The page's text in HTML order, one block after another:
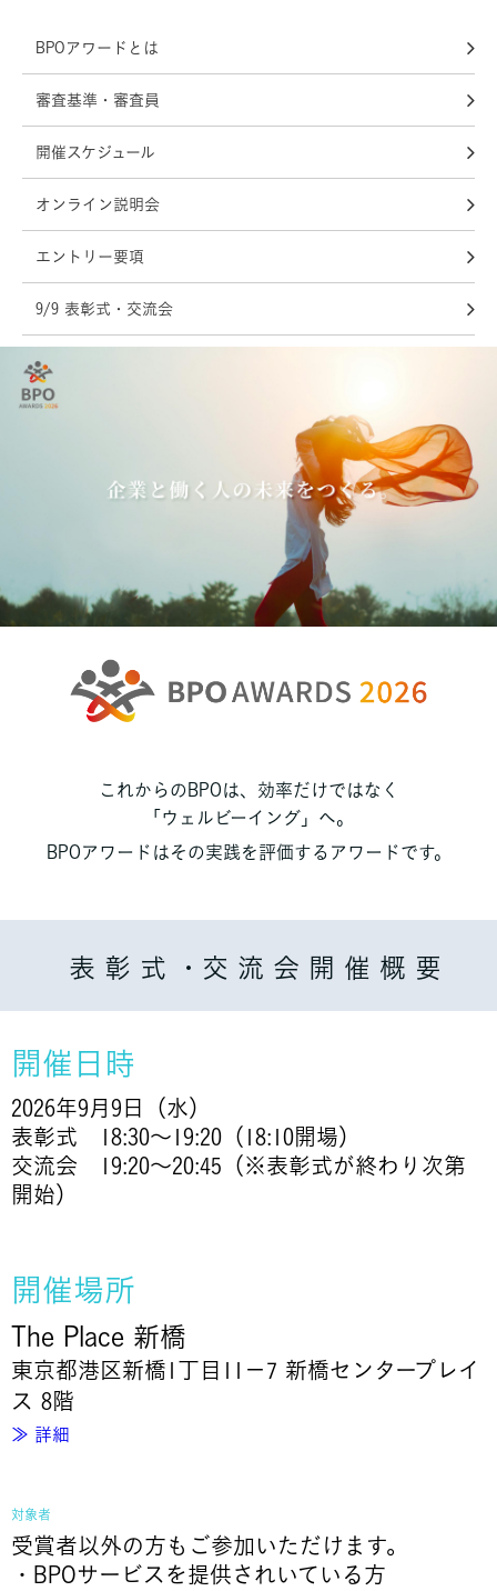
BPOアワードとは
審査基準・審査員
開催スケジュール
オンライン説明会
エントリー要項
9/9 表彰式・交流会
これからのBPOは、効率だけではなく
「ウェルビーイング」へ。
BPOアワードはその実践を評価するアワードです。
表 彰 式 ・交 流 会 開 催 概 要
開催日時
2026年9月9日（水）
表彰式 18:30～19:20（18:10開場）
交流会 19:20～20:45（※表彰式が終わり次第
開始）
開催場所
The Place 新橋
東京都港区新橋1丁目11−7 新橋センタープレイ
ス 8階
≫ 詳細
対象者
受賞者以外の方もご参加いただけます。
・BPOサービスを提供されいている方